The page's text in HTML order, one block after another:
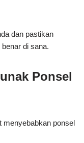
dan pastikan
di sana.
Ponsel
menyebabkan ponsel